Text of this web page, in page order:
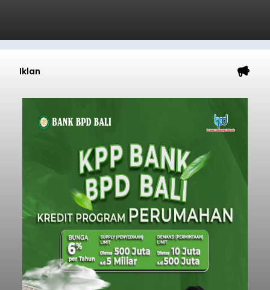
Iklan